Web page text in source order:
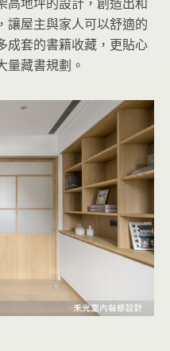
讓屋主與家人可以舒適的
成套的書籍收藏，更貼心
量藏書規劃。